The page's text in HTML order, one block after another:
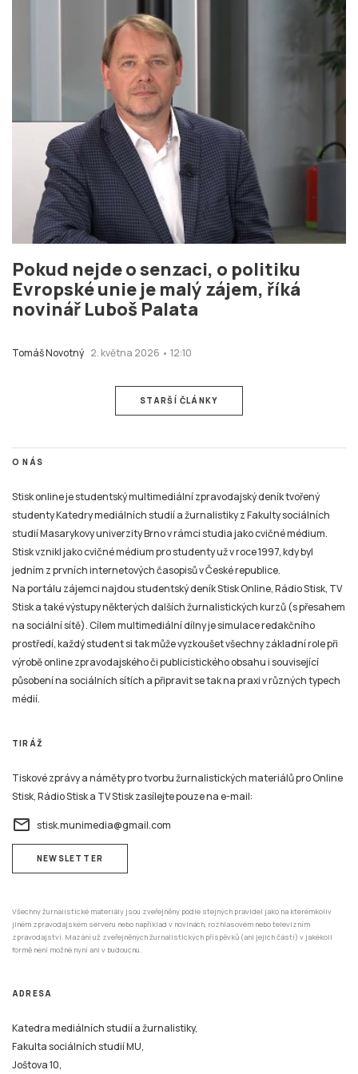
Pokud nejde o senzaci, o politiku
Evropské unie je malý zájem, říká
novinář Luboš Palata
Tomáš Novotný 2. května 2026 • 12:10
STARŠÍ ČLÁNKY
O NÁS
Stisk online je studentský multimediální zpravodajský deník tvořený
studenty Katedry mediálních studií a žurnalistiky z Fakulty sociálních
studií Masarykovy univerzity Brno v rámci studia jako cvičné médium.
Stisk vznikl jako cvičné médium pro studenty už v roce 1997, kdy byl
jedním z prvních internetových časopisů v České republice.
Na portálu zájemci najdou studentský deník Stisk Online, Rádio Stisk, TV
Stisk a také výstupy některých dalších žurnalistických kurzů (s přesahem
na sociální sítě). Cílem multimediální dílny je simulace redakčního
prostředí, každý student si tak může vyzkoušet všechny základní role při
výrobě online zpravodajského či publicistického obsahu i související
působení na sociálních sítích a připravit se tak na praxi v různých typech
médií.
TIRÁŽ
Tiskové zprávy a náměty pro tvorbu žurnalistických materiálů pro Online
Stisk, Rádio Stisk a TV Stisk zasílejte pouze na e-mail:
email stisk.munimedia@gmail.com
NEWSLETTER
Všechny žurnalistické materiály jsou zveřejněny podle stejných pravidel jako na kterémkoliv
jiném zpravodajském serveru nebo například v novinách, rozhlasovém nebo televizním
zpravodajství. Mazání už zveřejněných žurnalistických příspěvků (ani jejich částí) v jakékoli
formě není možné nyní ani v budoucnu.
ADRESA
Katedra mediálních studií a žurnalistiky,
Fakulta sociálních studií MU,
Joštova 10,